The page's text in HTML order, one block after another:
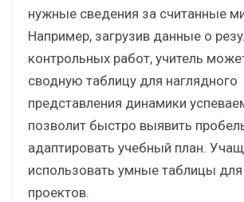
нужные сведения за считанные
Например, загрузив данные о
контрольных работ, учитель
сводную таблицу для наглядного
представления динамики
позволит быстро выявить
адаптировать учебный план.
использовать умные таблицы
проектов.